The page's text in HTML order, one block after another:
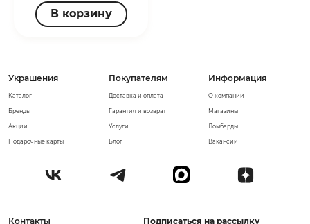
В корзину
Информация
О компании
Магазины
Ломбарды
Вакансии
Украшения
Каталог
Бренды
Акции
Подарочные карты
Покупателям
Доставка и оплата
Гарантия и возврат
Услуги
Блог
Контакты Подписаться на рассылку